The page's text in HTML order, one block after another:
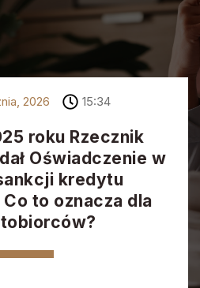
do nas
2026 15:34
roku Rzecznik
Oświadczenie w
kredytu
to oznacza dla